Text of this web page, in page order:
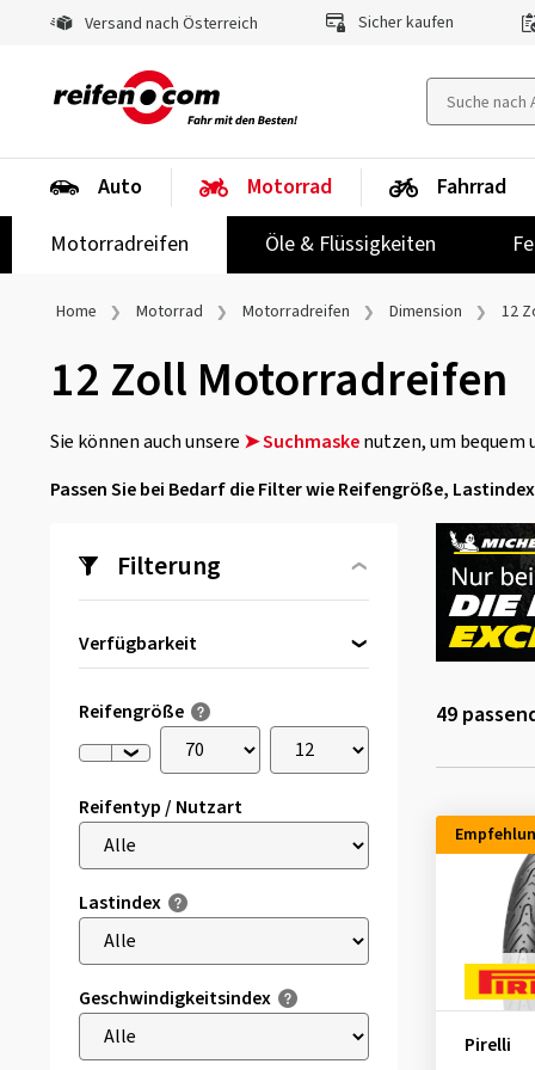
Versand nach Österreich Sicher kaufen
Auto
Motorrad
Motorradreifen
Öle & Flüssigkeiten
Fahrrad
Home Motorrad Motorradreifen Dimension 12
12 Zoll Motorradreifen
Sie können auch unsere ➤ Suchmaskenutzen, um bequem
Passen Sie bei Bedarf die Filter wie Reifengröße,
Filterung
Verfügbarkeit
Reifengröße
Reifentyp / Nutzart
Lastindex
Geschwindigkeitsindex
49
Pirelli